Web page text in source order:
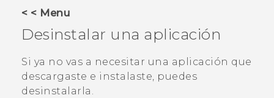
AYUDA
< < Menu
Desinstalar una aplicación
Si ya no vas a necesitar una aplicación que
descargaste e instalaste, puedes
desinstalarla.